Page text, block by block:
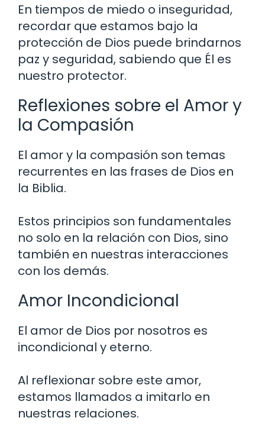
En tiempos de miedo o inseguridad,
recordar que estamos bajo la
protección de Dios puede brindarnos
paz y seguridad, sabiendo que Él es
nuestro protector.
Reflexiones sobre el Amor y
la Compasión
El amor y la compasión son temas
recurrentes en las frases de Dios en
la Biblia.
Estos principios son fundamentales
no solo en la relación con Dios, sino
también en nuestras interacciones
con los demás.
Amor Incondicional
El amor de Dios por nosotros es
incondicional y eterno.
Al reflexionar sobre este amor,
estamos llamados a imitarlo en
nuestras relaciones.